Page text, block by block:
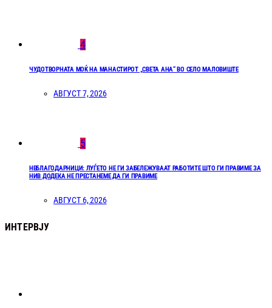
4
ЧУДОТВОРНАТА МОЌ НА МАНАСТИРОТ „СВЕТА АНА“ ВО СЕЛО МАЛОВИШТЕ
АВГУСТ 7, 2026
5
НЕБЛАГОДАРНИЦИ: ЛУЃЕТО НЕ ГИ ЗАБЕЛЕЖУВААТ РАБОТИТЕ ШТО ГИ ПРАВИМЕ ЗА
НИВ ДОДЕКА НЕ ПРЕСТАНЕМЕ ДА ГИ ПРАВИМЕ
АВГУСТ 6, 2026
ИНТЕРВЈУ